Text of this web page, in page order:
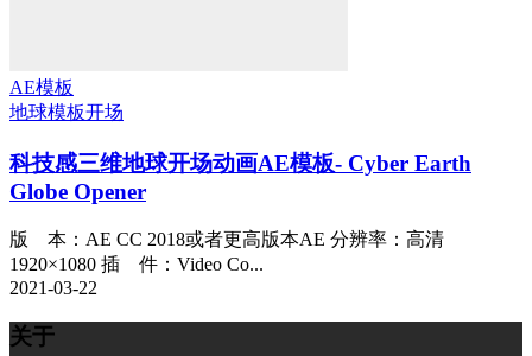
AE模板
地球模板开场
科技感三维地球开场动画AE模板- Cyber Earth
Globe Opener
版 本：AE CC 2018或者更高版本AE 分辨率：高清
1920×1080 插 件：Video Co...
2021-03-22
关于